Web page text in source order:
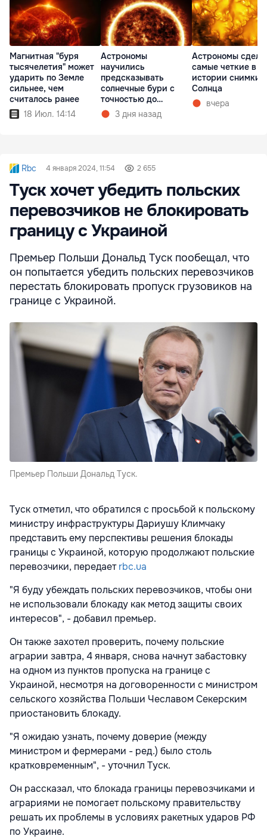
Магнитная "буря
тысячелетия" может
ударить по Земле
сильнее, чем
считалось ранее
18 Июл. 14:14
Астрономы
научились
предсказывать
солнечные бури с
точностью до
получаса
3 дня назад
Астрономы
самые четкие в
истории снимки
Солнца
вчера
Rbc 4 января 2024, 11:54 2 655
Туск хочет убедить польских
перевозчиков не блокировать
границу с Украиной
Премьер Польши Дональд Туск пообещал, что
он попытается убедить польских перевозчиков
перестать блокировать пропуск грузовиков на
границе с Украиной.
Премьер Польши Дональд Туск.
Туск отметил, что обратился с просьбой к польскому
министру инфраструктуры Дариушу Климчаку
представить ему перспективы решения блокады
границы с Украиной, которую продолжают польские
перевозчики, передаетrbc.ua
"Я буду убеждать польских перевозчиков, чтобы они
не использовали блокаду как метод защиты своих
интересов", - добавил премьер.
Он также захотел проверить, почему польские
аграрии завтра, 4 января, снова начнут забастовку
на одном из пунктов пропуска на границе с
Украиной, несмотря на договоренности с министром
сельского хозяйства Польши Чеславом Секерским
приостановить блокаду.
"Я ожидаю узнать, почему доверие (между
министром и фермерами - ред.) было столь
кратковременным", - уточнил Туск.
Он рассказал, что блокада границы перевозчиками и
аграриями не помогает польскому правительству
решать их проблемы в условиях ракетных ударов РФ
по Украине.